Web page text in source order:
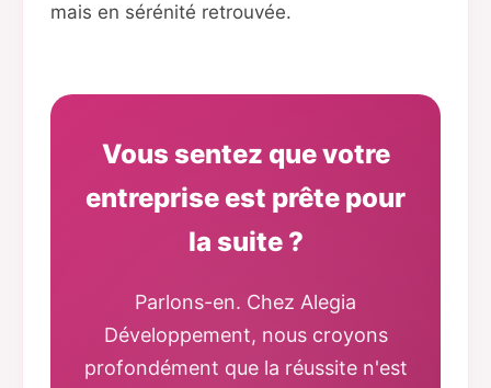
mais en sérénité retrouvée.
Vous sentez que votre
entreprise est prête pour
la suite ?
Parlons-en. Chez Alegia
Développement, nous croyons
profondément que la réussite n'est